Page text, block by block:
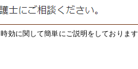
時効に関して簡単にご説明をしておりま